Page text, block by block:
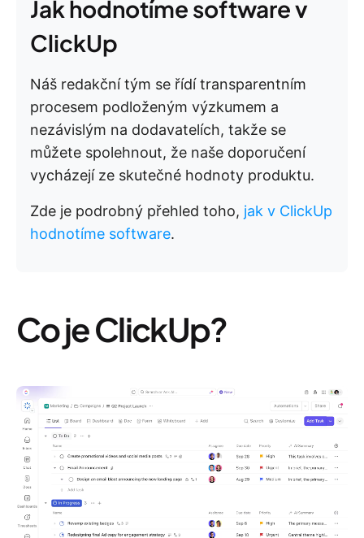
Jak hodnotíme software v
ClickUp
Náš redakční tým se řídí transparentním
procesem podloženým výzkumem a
nezávislým na dodavatelích, takže se
můžete spolehnout, že naše doporučení
vycházejí ze skutečné hodnoty produktu.
Zde je podrobný přehled toho, jak v ClickUp
hodnotíme software.
Co je ClickUp?